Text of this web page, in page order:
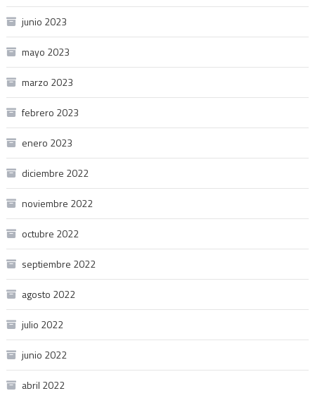
junio 2023
mayo 2023
marzo 2023
febrero 2023
enero 2023
diciembre 2022
noviembre 2022
octubre 2022
septiembre 2022
agosto 2022
julio 2022
junio 2022
abril 2022